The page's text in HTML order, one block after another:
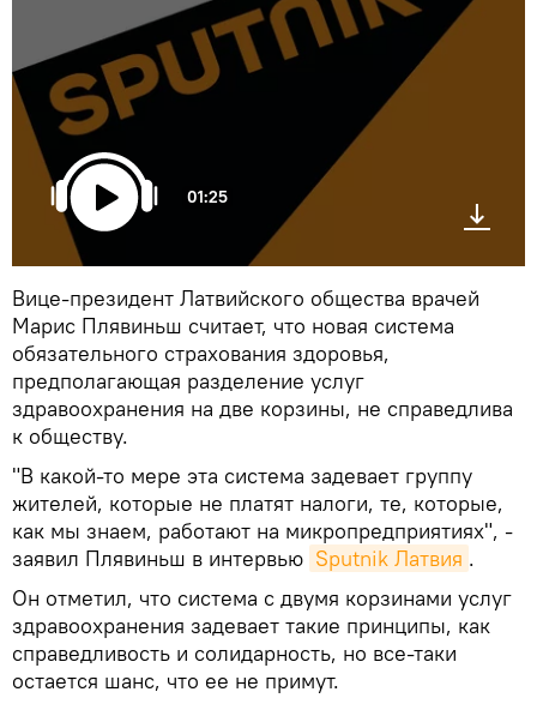
01:25
Вице-президент Латвийского общества врачей
Мариc Плявиньш считает, что новая система
обязательного страхования здоровья,
предполагающая разделение услуг
здравоохранения на две корзины, не справедлива
к обществу.
"В какой-то мере эта система задевает группу
жителей, которые не платят налоги, те, которые,
как мы знаем, работают на микропредприятиях", -
заявил Плявиньш в интервью Sputnik Латвия .
Он отметил, что система с двумя корзинами услуг
здравоохранения задевает такие принципы, как
справедливость и солидарность, но все-таки
остается шанс, что ее не примут.